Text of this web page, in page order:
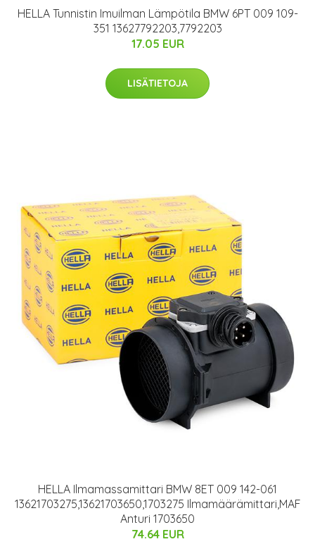
HELLA Tunnistin Imuilman Lämpötila BMW 6PT 009 109-
351 13627792203,7792203
17.05 EUR
LISÄTIETOJA
HELLA Ilmamassamittari BMW 8ET 009 142-061
13621703275,13621703650,1703275 Ilmamäärämittari,MAF
Anturi 1703650
74.64 EUR